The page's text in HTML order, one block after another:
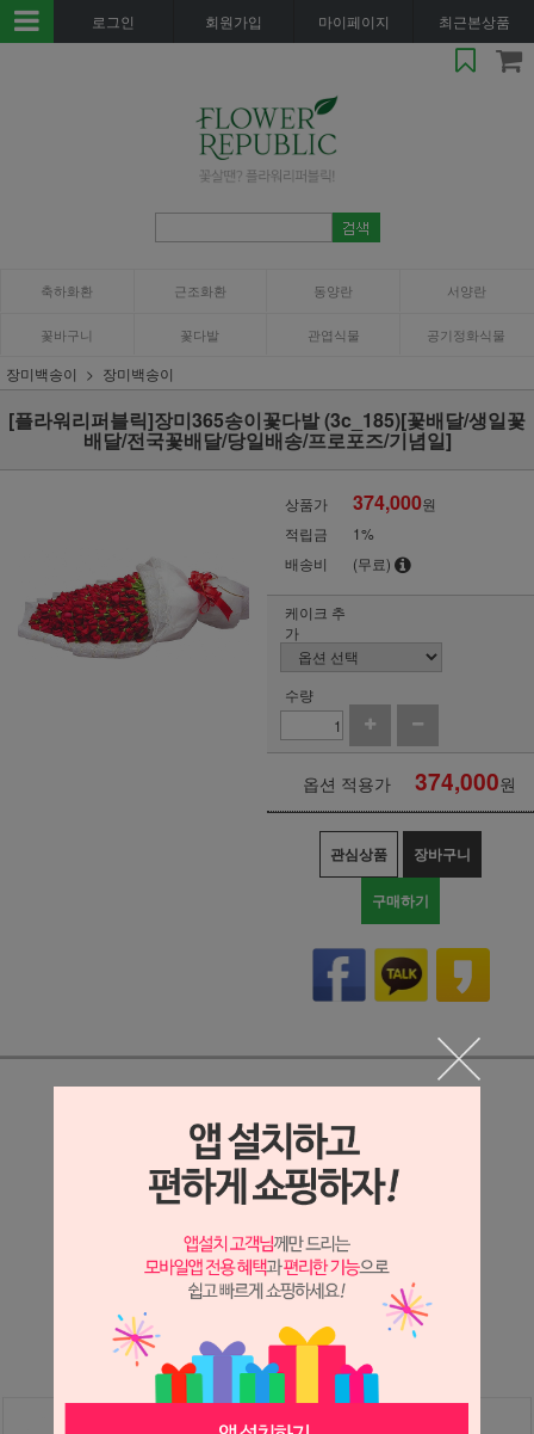
로그인 회원가입 마이페이지 최근본상품
축하화환 근조화환 동양란 서양란
꽃바구니 꽃다발 관엽식물 공기정화식물
장미백송이 장미백송이
[플라워리퍼블릭]장미365송이꽃다발 (3c_185)[꽃배달/생일꽃
배달/전국꽃배달/당일배송/프로포즈/기념일]
상품가 374,000원
적립금
1%
배송비
(무료)
케이크 추
가
수량
옵션 적용가 374,000원
관심상품 장바구니
구매하기
상세정보 새창 열기
상세 정보를 확대해 보실 수 있습니다.
※ 필독해주세요 ※
는 시세 변동에 따라 가격이 달라질 수 있으니
문의 후 주문 바랍니다.